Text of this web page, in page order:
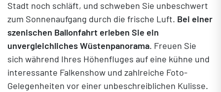
Stadt noch schläft, und schweben Sie unbeschwert
zum Sonnenaufgang durch die frische Luft. Bei einer
szenischen Ballonfahrt erleben Sie ein
unvergleichliches Wüstenpanorama. Freuen Sie
sich während Ihres Höhenfluges auf eine kühne und
interessante Falkenshow und zahlreiche Foto-
Gelegenheiten vor einer unbeschreiblichen Kulisse.